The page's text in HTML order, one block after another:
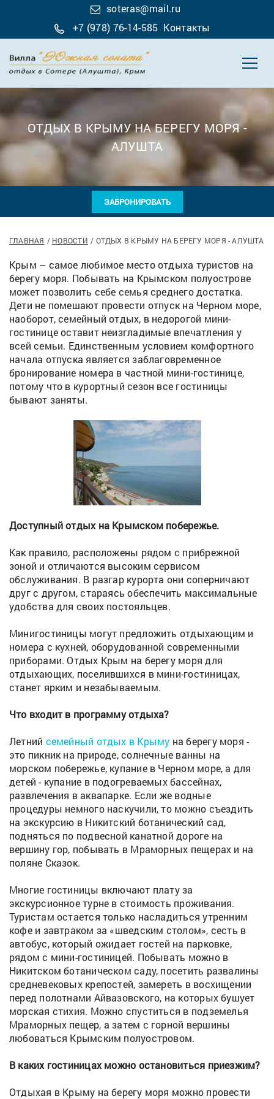
soteras@mail.ru
+7 (978) 76-14-585 Контакты
ОТДЫХ В КРЫМУ НА БЕРЕГУ МОРЯ -
АЛУШТА
ЗАБРОНИРОВАТЬ
ГЛАВНАЯ НОВОСТИ ОТДЫХ В КРЫМУ НА БЕРЕГУ МОРЯ - АЛУШТА
Крым – самое любимое место отдыха туристов на
берегу моря. Побывать на Крымском полуострове
может позволить себе семья среднего достатка.
Дети не помешают провести отпуск на Черном море,
наоборот, семейный отдых, в недорогой мини-
гостинице оставит неизгладимые впечатления у
всей семьи. Единственным условием комфортного
начала отпуска является заблаговременное
бронирование номера в частной мини-гостинице,
потому что в курортный сезон все гостиницы
бывают заняты.
Доступный отдых на Крымском побережье.
Как правило, расположены рядом с прибрежной
зоной и отличаются высоким сервисом
обслуживания. В разгар курорта они соперничают
друг с другом, стараясь обеспечить максимальные
удобства для своих постояльцев.
Минигостиницы могут предложить отдыхающим и
номера с кухней, оборудованной современными
приборами. Отдых Крым на берегу моря для
отдыхающих, поселившихся в мини-гостиницах,
станет ярким и незабываемым.
Что входит в программу отдыха?
Летний семейный отдых в Крыму на берегу моря -
это пикник на природе, солнечные ванны на
морском побережье, купание в Черном море, а для
детей - купание в подогреваемых бассейнах,
развлечения в аквапарке. Если же водные
процедуры немного наскучили, то можно съездить
на экскурсию в Никитский ботанический сад,
подняться по подвесной канатной дороге на
вершину гор, побывать в Мраморных пещерах и на
поляне Сказок.
Многие гостиницы включают плату за
экскурсионное турне в стоимость проживания.
Туристам остается только насладиться утренним
кофе и завтраком за «шведским столом», сесть в
автобус, который ожидает гостей на парковке,
рядом с мини-гостиницей. Побывать можно в
Никитском ботаническом саду, посетить развалины
средневековых крепостей, замереть в восхищении
перед полотнами Айвазовского, на которых бушует
морская стихия. Можно спуститься в подземелья
Мраморных пещер, а затем с горной вершины
любоваться Крымским полуостровом.
В каких гостиницах можно остановиться приезжим?
Отдыхая в Крыму на берегу моря можно провести